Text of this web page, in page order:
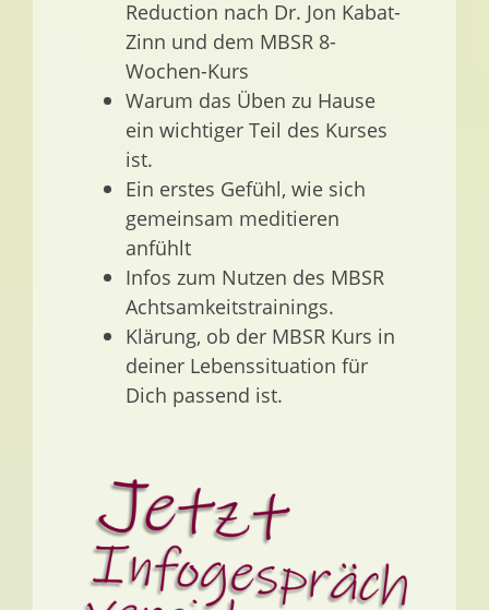
Reduction nach Dr. Jon Kabat-
Zinn und dem MBSR 8-
Wochen-Kurs
Warum das Üben zu Hause
ein wichtiger Teil des Kurses
ist.
Ein erstes Gefühl, wie sich
gemeinsam meditieren
anfühlt
Infos zum Nutzen des MBSR
Achtsamkeitstrainings.
Klärung, ob der MBSR Kurs in
deiner Lebenssituation für
Dich passend ist.